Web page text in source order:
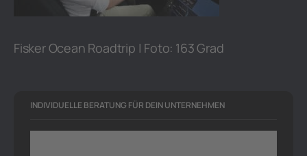
Fisker Ocean Roadtrip | Foto: 163 Grad
INDIVIDUELLE BERATUNG FÜR DEIN UNTERNEHMEN